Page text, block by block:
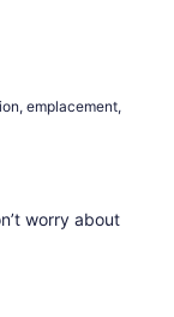
emplacement,
worry about